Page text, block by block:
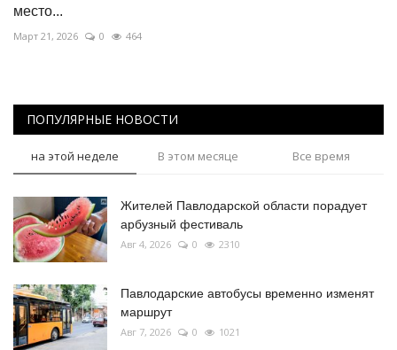
место...
Март 21, 2026 0 464
ПОПУЛЯРНЫЕ НОВОСТИ
на этой неделе В этом месяце Все время
Жителей Павлодарской области порадует
арбузный фестиваль
Авг 4, 2026 0 2310
Павлодарские автобусы временно изменят
маршрут
Авг 7, 2026 0 1021